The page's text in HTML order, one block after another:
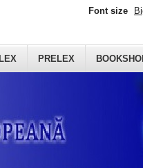
PRELEX
Font size